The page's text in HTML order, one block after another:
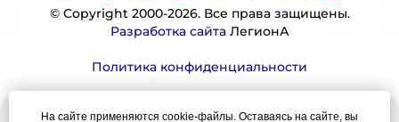
© Copyright 2000-2026. Все права защищены.
Разработка сайтаЛегионА
Политика конфиденциальности
На сайте применяются cookie-файлы. Оставаясь на сайте, вы